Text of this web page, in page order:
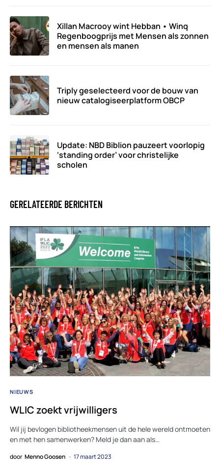
Xillan Macrooy wint Hebban • Winq
Regenboogprijs met Mensen als zonnen
en mensen als manen
Triply geselecteerd voor de bouw van
nieuw catalogiseerplatform OBCP
Update: NBD Biblion pauzeert voorlopig
‘standing order’ voor christelijke
scholen
GERELATEERDE BERICHTEN
NIEUWS
WLIC zoekt vrijwilligers
Wil jij bevlogen bibliotheekmensen uit de hele wereld ontmoeten
en met hen samenwerken? Meld je dan aan als…
door Menno Goosen 17 maart 2023